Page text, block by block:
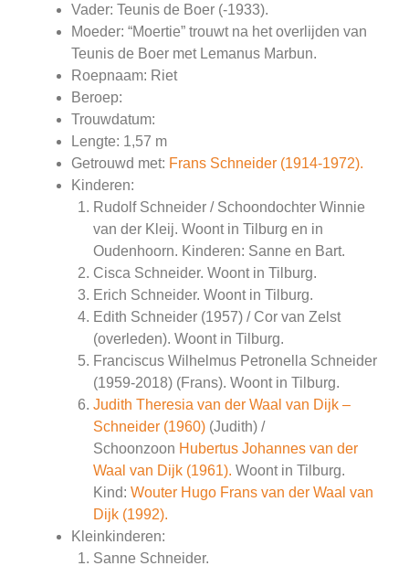
Vader: Teunis de Boer (-1933).
Moeder: “Moertie” trouwt na het overlijden van
Teunis de Boer met Lemanus Marbun.
Roepnaam: Riet
Beroep:
Trouwdatum:
Lengte: 1,57 m
Getrouwd met: Frans Schneider (1914-1972).
Kinderen:
Rudolf Schneider / Schoondochter Winnie
van der Kleij. Woont in Tilburg en in
Oudenhoorn. Kinderen: Sanne en Bart.
Cisca Schneider. Woont in Tilburg.
Erich Schneider. Woont in Tilburg.
Edith Schneider (1957) / Cor van Zelst
(overleden). Woont in Tilburg.
Franciscus Wilhelmus Petronella Schneider
(1959-2018) (Frans). Woont in Tilburg.
Judith Theresia van der Waal van Dijk –
Schneider (1960) (Judith) /
Schoonzoon Hubertus Johannes van der
Waal van Dijk (1961). Woont in Tilburg.
Kind: Wouter Hugo Frans van der Waal van
Dijk (1992).
Kleinkinderen:
Sanne Schneider.